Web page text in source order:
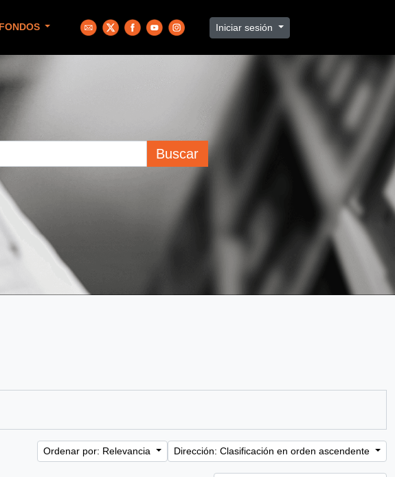
FONDOS Iniciar sesión
Buscar
Ordenar por: Relevancia Dirección: Clasificación en orden ascendente